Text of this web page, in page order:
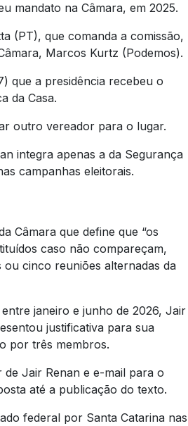
mandato na Câmara, em 2025.
(PT), que comanda a comissão,
Marcos Kurtz (Podemos).
que a presidência recebeu o
da Casa.
outro vereador para o lugar.
integra apenas a da Segurança
campanhas eleitorais.
Câmara que define que “os
caso não compareçam,
cinco reuniões alternadas da
janeiro e junho de 2026, Jair
justificativa para sua
por três membros.
Jair Renan e e-mail para o
até a publicação do texto.
federal por Santa Catarina nas